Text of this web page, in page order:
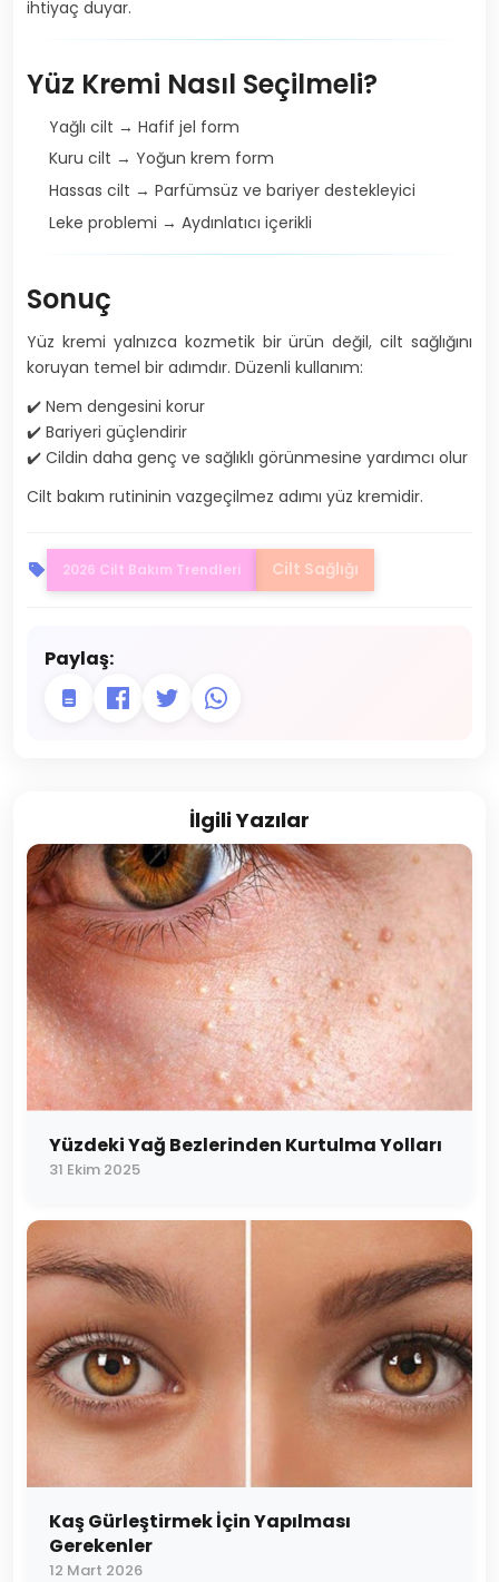
ihtiyaç duyar.
Yüz Kremi Nasıl Seçilmeli?
Yağlı cilt → Hafif jel form
Kuru cilt → Yoğun krem form
Hassas cilt → Parfümsüz ve bariyer destekleyici
Leke problemi → Aydınlatıcı içerikli
Sonuç
Yüz kremi yalnızca kozmetik bir ürün değil, cilt sağlığını
koruyan temel bir adımdır. Düzenli kullanım:
✔️ Nem dengesini korur
✔️ Bariyeri güçlendirir
✔️ Cildin daha genç ve sağlıklı görünmesine yardımcı olur
Cilt bakım rutininin vazgeçilmez adımı yüz kremidir.
2026 Cilt Bakım Trendleri Cilt Sağlığı
Paylaş:
İlgili Yazılar
Yüzdeki Yağ Bezlerinden Kurtulma Yolları
31 Ekim 2025
Kaş Gürleştirmek İçin Yapılması
Gerekenler
12 Mart 2026